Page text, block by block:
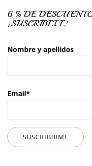
6 % DE
¡SUSCRÍBETE!
Nombre y apellidos
Email*